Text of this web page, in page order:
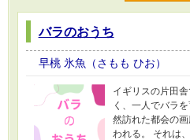
二は、不良に絡
てしまった。 偶
発情（ヒート）
な、甘い香りが嶺
は、俺のモノだ
く香るうなじに
バラのおうち
早桃 氷魚（さもも ひお）
イギリスの片田
く、一人でバラ
然訪れた都会の
われる。 それは